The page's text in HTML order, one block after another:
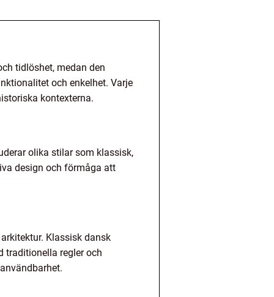
tidlöshet, medan den
och enkelhet. Varje
kontexterna.
olika stilar som klassisk,
design och förmåga att
Klassisk dansk
traditionella regler och